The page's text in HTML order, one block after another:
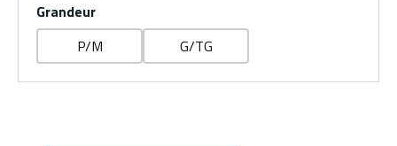
Grandeur
P/M
G/TG